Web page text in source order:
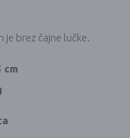
brez čajne lučke.
cm